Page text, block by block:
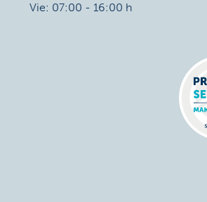
Vie: 07:00 - 16:00 h